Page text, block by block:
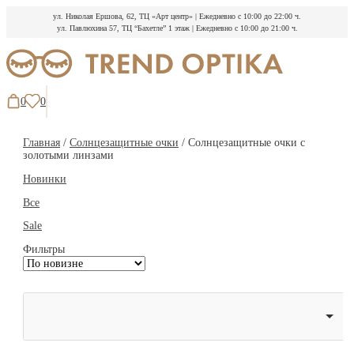
ул. Николая Ершова, 62, ТЦ «Арт центр» | Ежедневно с 10:00 до 22:00 ч.
ул. Павлюхина 57, ТЦ “Бахетле” 1 этаж | Ежедневно с 10:00 до 21:00 ч.
к
содержимому
0 0
Главная /Солнцезащитные очки / Солнцезащитные очки с
золотыми линзами
Новинки
Все
Sale
Фильтры